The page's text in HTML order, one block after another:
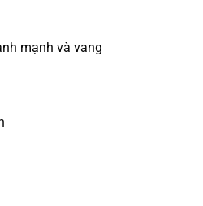
mạnh và vang